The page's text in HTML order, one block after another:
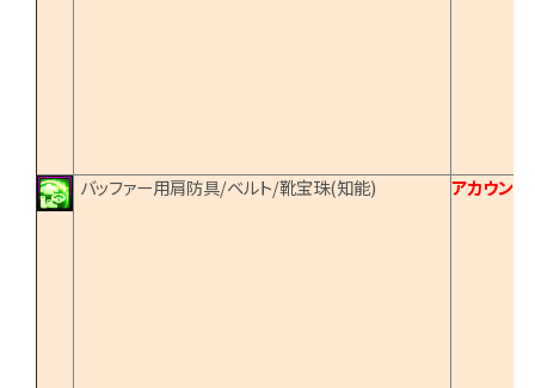
バッファー用肩防具/ベルト/靴宝珠(知能) アカウント